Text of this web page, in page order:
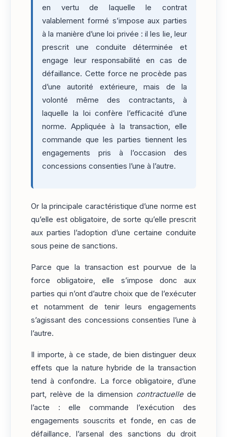
en vertu de laquelle le contrat
valablement formé s’impose aux parties
à la manière d’une loi privée : il les lie, leur
prescrit une conduite déterminée et
engage leur responsabilité en cas de
défaillance. Cette force ne procède pas
d’une autorité extérieure, mais de la
volonté même des contractants, à
laquelle la loi confère l’efficacité d’une
norme. Appliquée à la transaction, elle
commande que les parties tiennent les
engagements pris à l’occasion des
concessions consenties l’une à l’autre.
Or la principale caractéristique d’une norme est
qu’elle est obligatoire, de sorte qu’elle prescrit
aux parties l’adoption d’une certaine conduite
sous peine de sanctions.
Parce que la transaction est pourvue de la
force obligatoire, elle s’impose donc aux
parties qui n’ont d’autre choix que de l’exécuter
et notamment de tenir leurs engagements
s’agissant des concessions consenties l’une à
l’autre.
Il importe, à ce stade, de bien distinguer deux
effets que la nature hybride de la transaction
tend à confondre. La force obligatoire, d’une
part, relève de la dimension contractuellede
l’acte : elle commande l’exécution des
engagements souscrits et fonde, en cas de
défaillance, l’arsenal des sanctions du droit